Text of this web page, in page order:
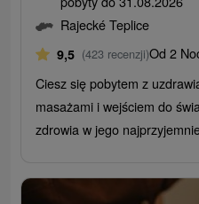
Rajecké Teplice
9,5 (423 recenzji)Od 2
Ciesz się pobytem z
masażami i wejściem do
zdrowia w jego